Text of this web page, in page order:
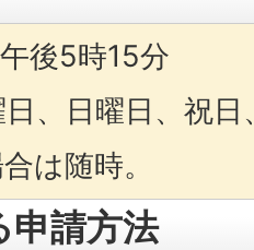
後5時15分
日、日曜日、祝
は随時。
申請方法